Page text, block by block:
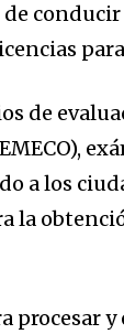
de
a los
la
procesar